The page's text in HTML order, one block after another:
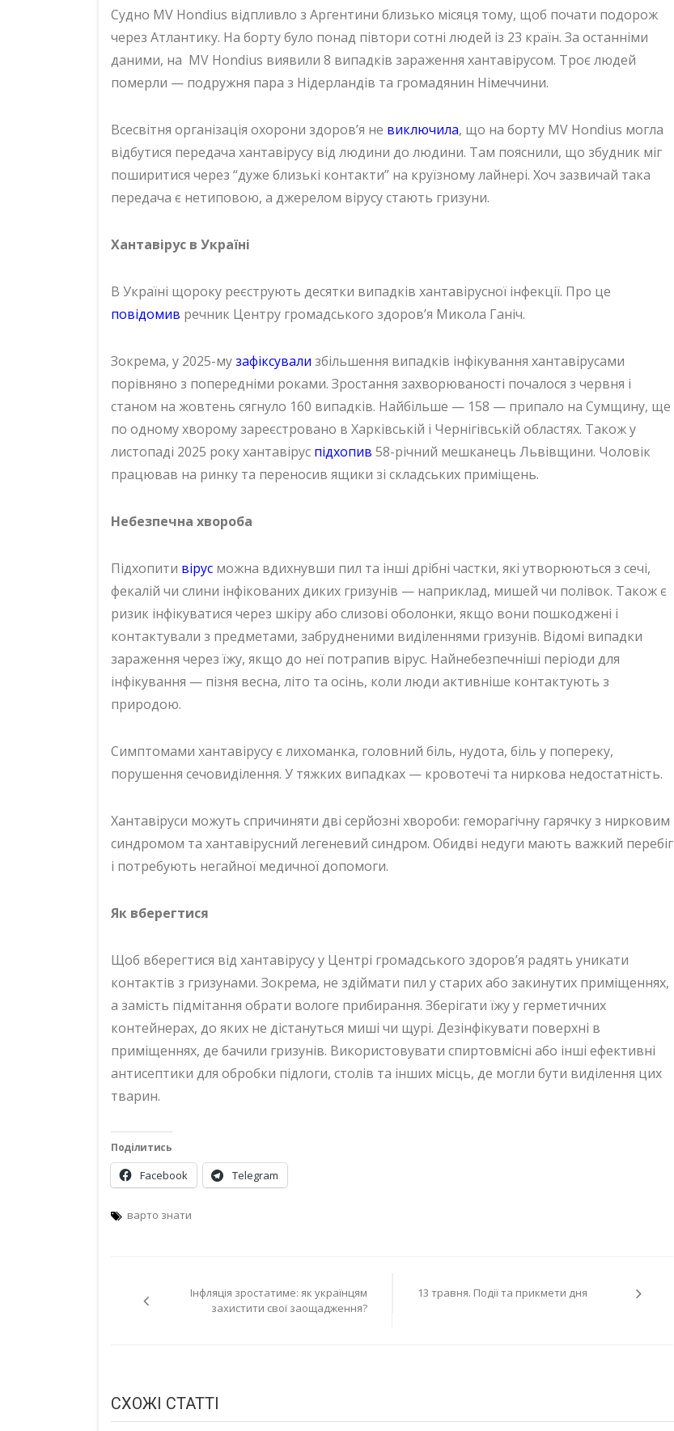
Судно MV Hondius відпливло з Аргентини близько місяця тому, щоб почати подорож
через Атлантику. На борту було понад півтори сотні людей із 23 країн. За останніми
даними, на MV Hondius виявили 8 випадків зараження хантавірусом. Троє людей
померли — подружня пара з Нідерландів та громадянин Німеччини.
Всесвітня організація охорони здоров’я не виключила, що на борту MV Hondius могла
відбутися передача хантавірусу від людини до людини. Там пояснили, що збудник міг
поширитися через “дуже близькі контакти” на круїзному лайнері. Хоч зазвичай така
передача є нетиповою, а джерелом вірусу стають гризуни.
Хантавірус в Україні
В Україні щороку реєструють десятки випадків хантавірусної інфекції. Про це
повідомив речник Центру громадського здоров’я Микола Ганіч.
Зокрема, у 2025-музафіксували збільшення випадків інфікування хантавірусами
порівняно з попередніми роками. Зростання захворюваності почалося з червня і
станом на жовтень сягнуло 160 випадків. Найбільше — 158 — припало на Сумщину, ще
по одному хворому зареєстровано в Харківській і Чернігівській областях. Також у
листопаді 2025 року хантавірус підхопив 58-річний мешканець Львівщини. Чоловік
працював на ринку та переносив ящики зі складських приміщень.
Небезпечна хвороба
Підхопити вірус можна вдихнувши пил та інші дрібні частки, які утворюються з сечі,
фекалій чи слини інфікованих диких гризунів — наприклад, мишей чи полівок. Також є
ризик інфікуватися через шкіру або слизові оболонки, якщо вони пошкоджені і
контактували з предметами, забрудненими виділеннями гризунів. Відомі випадки
зараження через їжу, якщо до неї потрапив вірус. Найнебезпечніші періоди для
інфікування — пізня весна, літо та осінь, коли люди активніше контактують з
природою.
Симптомами хантавірусу є лихоманка, головний біль, нудота, біль у попереку,
порушення сечовиділення. У тяжких випадках — кровотечі та ниркова недостатність.
Хантавіруси можуть спричиняти дві серйозні хвороби: геморагічну гарячку з нирковим
синдромом та хантавірусний легеневий синдром. Обидві недуги мають важкий перебіг
і потребують негайної медичної допомоги.
Як вберегтися
Щоб вберегтися від хантавірусу у Центрі громадського здоров’я радять уникати
контактів з гризунами. Зокрема, не здіймати пил у старих або закинутих приміщеннях,
а замість підмітання обрати вологе прибирання. Зберігати їжу у герметичних
контейнерах, до яких не дістануться миші чи щурі. Дезінфікувати поверхні в
приміщеннях, де бачили гризунів. Використовувати спиртовмісні або інші ефективні
антисептики для обробки підлоги, столів та інших місць, де могли бути виділення цих
тварин.
Поділитись
Facebook Telegram
варто знати
записівІнфляція зростатиме: як українцям
захистити свої заощадження?
13 травня. Події та прикмети дня
СХОЖІ СТАТТІ